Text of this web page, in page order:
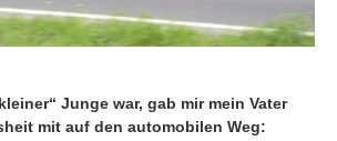
Junge war, gab mir mein Vater
mit auf den automobilen Weg: